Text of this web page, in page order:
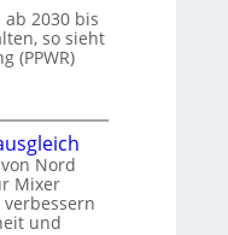
2030 bis
so sieht
(PPWR)
Nord
Mixer
und